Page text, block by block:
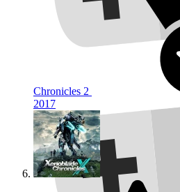
Chronicles 2
2017